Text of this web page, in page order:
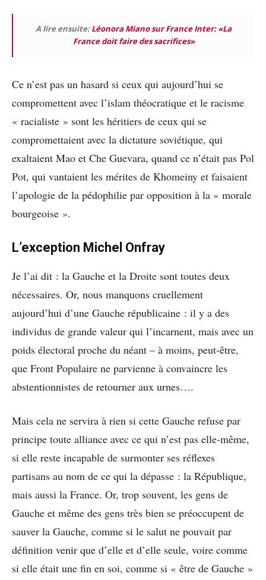
A lire ensuite:Léonora Miano sur France Inter: «La
France doit faire des sacrifices»
Ce n’est pas un hasard si ceux qui aujourd’hui se
compromettent avec l’islam théocratique et le racisme
« racialiste » sont les héritiers de ceux qui se
compromettaient avec la dictature soviétique, qui
exaltaient Mao et Che Guevara, quand ce n’était pas Pol
Pot, qui vantaient les mérites de Khomeiny et faisaient
l’apologie de la pédophilie par opposition à la « morale
bourgeoise ».
L’exception Michel Onfray
Je l’ai dit : la Gauche et la Droite sont toutes deux
nécessaires. Or, nous manquons cruellement
aujourd’hui d’une Gauche républicaine : il y a des
individus de grande valeur qui l’incarnent, mais avec un
poids électoral proche du néant – à moins, peut-être,
que Front Populaire ne parvienne à convaincre les
abstentionnistes de retourner aux urnes….
Mais cela ne servira à rien si cette Gauche refuse par
principe toute alliance avec ce qui n’est pas elle-même,
si elle reste incapable de surmonter ses réflexes
partisans au nom de ce qui la dépasse : la République,
mais aussi la France. Or, trop souvent, les gens de
Gauche et même des gens très bien se préoccupent de
sauver la Gauche, comme si le salut ne pouvait par
définition venir que d’elle et d’elle seule, voire comme
si elle était une fin en soi, comme si « être de Gauche »